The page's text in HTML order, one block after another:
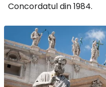
Concordatul din 1984.